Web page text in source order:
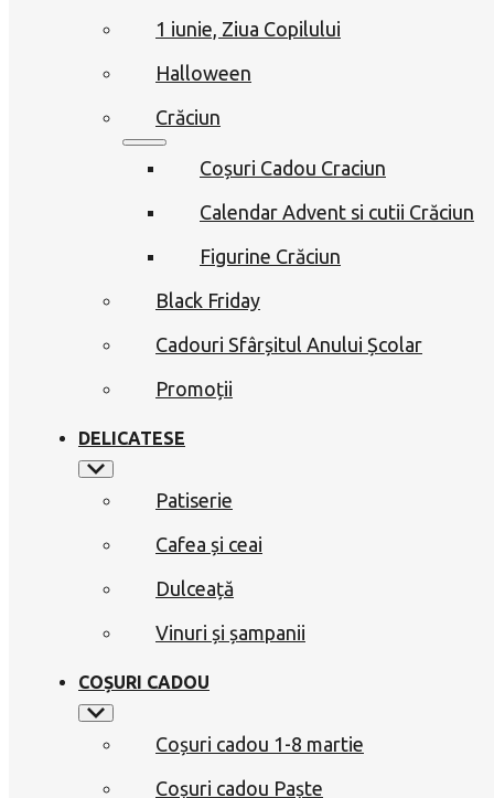
1 iunie, Ziua Copilului
Halloween
Crăciun
Coșuri Cadou Craciun
Calendar Advent si cutii Crăciun
Figurine Crăciun
Black Friday
Cadouri Sfârșitul Anului Școlar
Promoții
DELICATESE
Patiserie
Cafea și ceai
Dulceață
Vinuri și șampanii
COȘURI CADOU
Coșuri cadou 1-8 martie
Coșuri cadou Paște